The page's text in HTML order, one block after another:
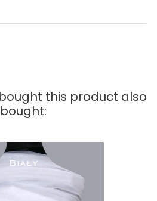
this product also
bought: